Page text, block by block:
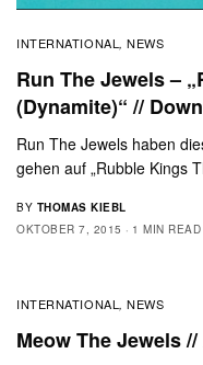
INTERNATIONAL ,NEWS
Run The Jewels –
(Dynamite)“ //
Run The Jewels haben
gehen auf „Rubble Kings
BY THOMAS KIEBL
OKTOBER 7, 2015
1 MIN READ
INTERNATIONAL ,NEWS
Meow The Jewels